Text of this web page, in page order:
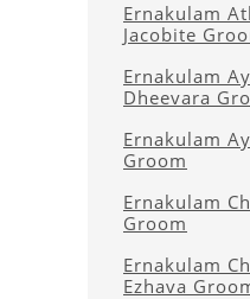
Ernakulam
Jacobite
Ernakulam
Dheevara
Ernakulam
Groom
Ernakulam
Groom
Ernakulam
Ezhava